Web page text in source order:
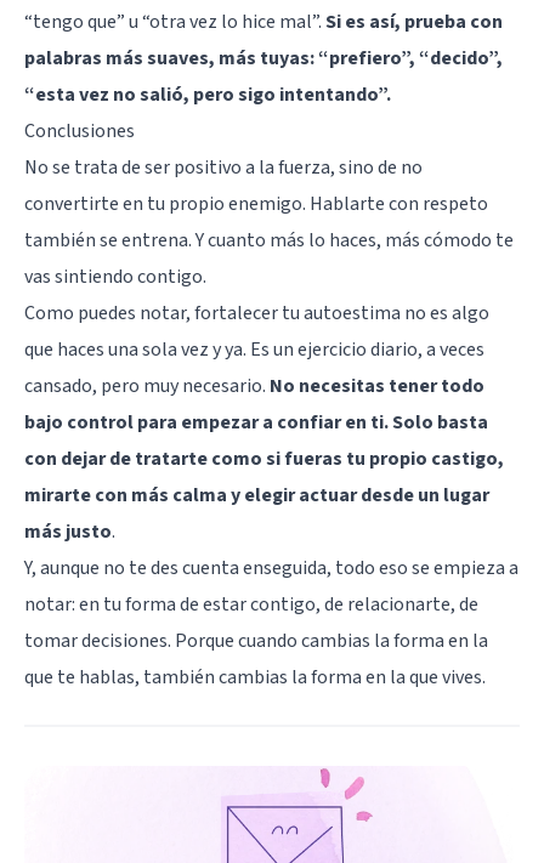
“tengo que” u “otra vez lo hice mal”.Si es así, prueba con
palabras más suaves, más tuyas: “prefiero”, “decido”,
“esta vez no salió, pero sigo intentando”.
Conclusiones
No se trata de ser positivo a la fuerza, sino de no
convertirte en tu propio enemigo. Hablarte con respeto
también se entrena. Y cuanto más lo haces, más cómodo te
vas sintiendo contigo.
Como puedes notar, fortalecer tu autoestima no es algo
que haces una sola vez y ya. Es un ejercicio diario, a veces
cansado, pero muy necesario. No necesitas tener todo
bajo control para empezar a confiar en ti. Solo basta
con dejar de tratarte como si fueras tu propio castigo,
mirarte con más calma y elegir actuar desde un lugar
más justo.
Y, aunque no te des cuenta enseguida, todo eso se empieza a
notar: en tu forma de estar contigo, de relacionarte, de
tomar decisiones. Porque cuando cambias la forma en la
que te hablas, también cambias la forma en la que vives.